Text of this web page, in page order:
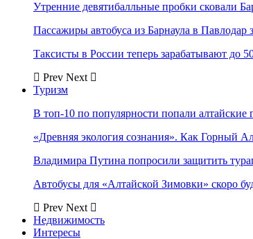
Утренние девятибалльные пробки сковали
Пассажиры автобуса из Барнаула в Павлодар
Таксисты в России теперь зарабатывают до
Prev Next
Туризм
В топ-10 по популярности попали
«Древняя экология сознания». Как Горный
Владимира Путина попросили защитить
Автобусы для «Алтайской Зимовки» скоро
Prev Next
Недвижимость
Интересы